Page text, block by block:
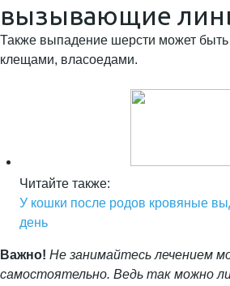
вызывающие
Также выпадение шерсти может
клещами, власоедами.
Читайте также:
У кошки после родов кровяные
день
Важно! Не занимайтесь лечением
самостоятельно. Ведь так можно